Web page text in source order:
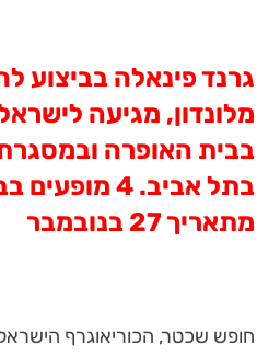
גרנד פינאלה בביצוע
מלונדון, מגיעה
בבית האופרה ובמסגרת
בתל אביב. 4
מתאריך 27 בנובמבר
חופש שכטר, הכוריאוגרף